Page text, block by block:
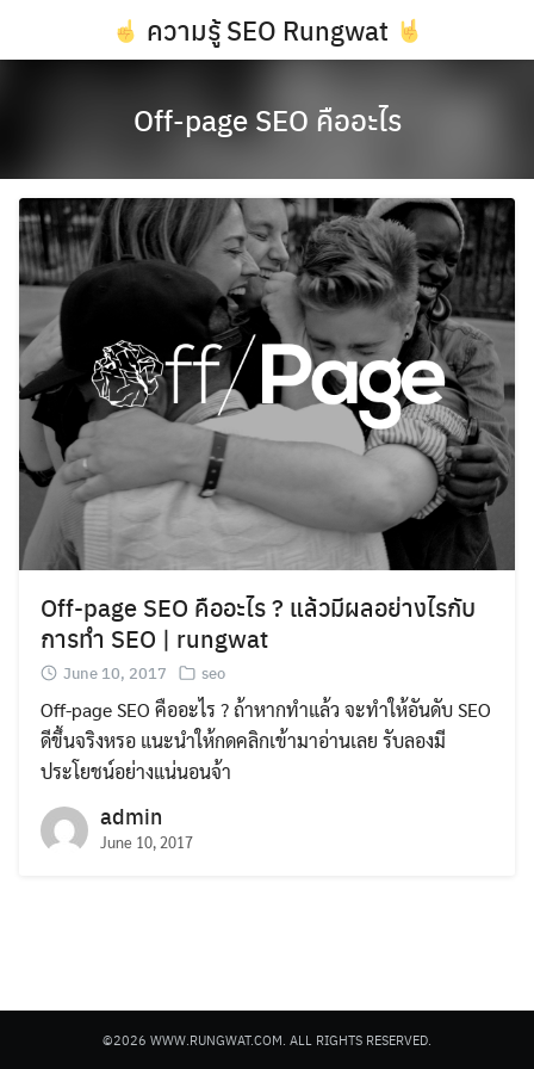
ความรู้ SEO Rungwat
Search
for:
Off-page SEO คืออะไร
Off-page SEO คืออะไร ? แล้วมีผลอย่างไรกับ
การทำ SEO | rungwat
June 10, 2017 seo
Off-page SEO คืออะไร ? ถ้าหากทำแล้ว จะทำให้อันดับ SEO
ดีขึ้นจริงหรอ แนะนำให้กดคลิกเข้ามาอ่านเลย รับลองมี
ประโยชน์อย่างแน่นอนจ้า
admin
June 10, 2017
©2026 WWW.RUNGWAT.COM. ALL RIGHTS RESERVED.